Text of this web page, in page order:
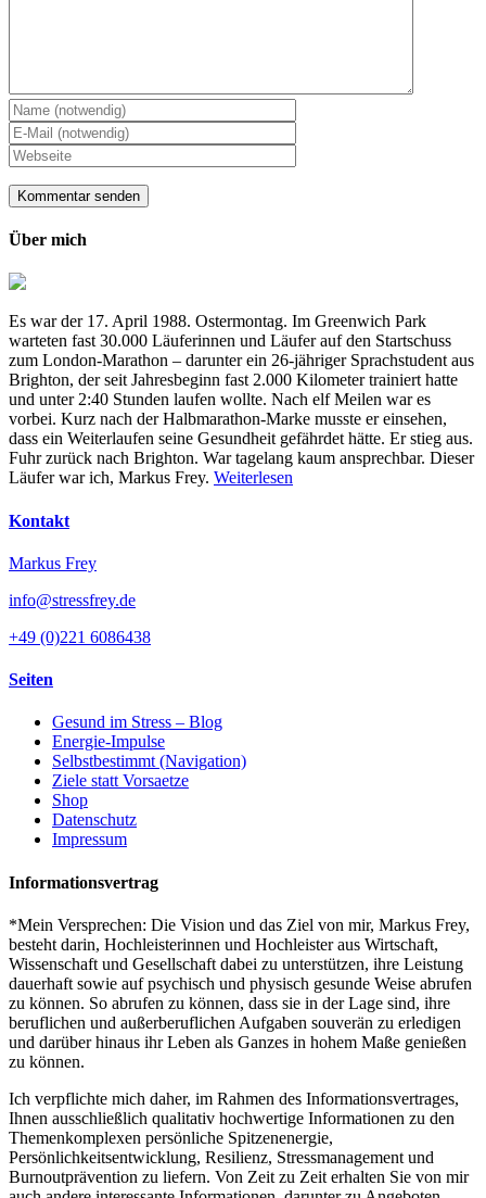
Über mich
Es war der 17. April 1988. Ostermontag. Im Greenwich Park
warteten fast 30.000 Läuferinnen und Läufer auf den Startschuss
zum London-Marathon – darunter ein 26-jähriger Sprachstudent aus
Brighton, der seit Jahresbeginn fast 2.000 Kilometer trainiert hatte
und unter 2:40 Stunden laufen wollte. Nach elf Meilen war es
vorbei. Kurz nach der Halbmarathon-Marke musste er einsehen,
dass ein Weiterlaufen seine Gesundheit gefährdet hätte. Er stieg aus.
Fuhr zurück nach Brighton. War tagelang kaum ansprechbar. Dieser
Läufer war ich, Markus Frey. Weiterlesen
Kontakt
Markus Frey
info@stressfrey.de
+49 (0)221 6086438
Seiten
Gesund im Stress – Blog
Energie-Impulse
Selbstbestimmt (Navigation)
Ziele statt Vorsaetze
Shop
Datenschutz
Impressum
Informationsvertrag
*Mein Versprechen: Die Vision und das Ziel von mir, Markus Frey,
besteht darin, Hochleisterinnen und Hochleister aus Wirtschaft,
Wissenschaft und Gesellschaft dabei zu unterstützen, ihre Leistung
dauerhaft sowie auf psychisch und physisch gesunde Weise abrufen
zu können. So abrufen zu können, dass sie in der Lage sind, ihre
beruflichen und außerberuflichen Aufgaben souverän zu erledigen
und darüber hinaus ihr Leben als Ganzes in hohem Maße genießen
zu können.
Ich verpflichte mich daher, im Rahmen des Informationsvertrages,
Ihnen ausschließlich qualitativ hochwertige Informationen zu den
Themenkomplexen persönliche Spitzenenergie,
Persönlichkeitsentwicklung, Resilienz, Stressmanagement und
Burnoutprävention zu liefern. Von Zeit zu Zeit erhalten Sie von mir